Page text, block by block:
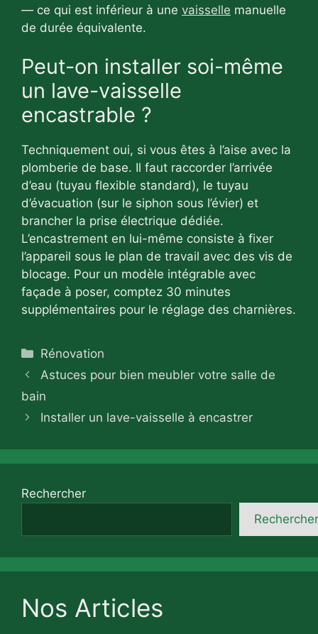
— ce qui est inférieur à une vaisselle manuelle
de durée équivalente.
Peut-on installer soi-même
un lave-vaisselle
encastrable ?
Techniquement oui, si vous êtes à l’aise avec la
plomberie de base. Il faut raccorder l’arrivée
d’eau (tuyau flexible standard), le tuyau
d’évacuation (sur le siphon sous l’évier) et
brancher la prise électrique dédiée.
L’encastrement en lui-même consiste à fixer
l’appareil sous le plan de travail avec des vis de
blocage. Pour un modèle intégrable avec
façade à poser, comptez 30 minutes
supplémentaires pour le réglage des charnières.
Catégories
Rénovation
Astuces pour bien meubler votre salle de
bain
Installer un lave-vaisselle à encastrer
Rechercher
Rechercher
Nos Articles